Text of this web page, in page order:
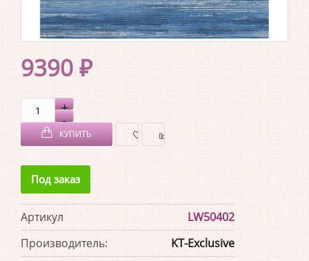
9390 ₽
КУПИТЬ
Под заказ
Артикул
LW50402
Производитель:
KT-Exclusive